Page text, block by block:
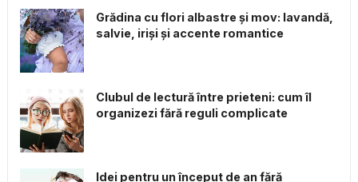
Grădina cu flori albastre și mov: lavandă,
salvie, iriși și accente romantice
Clubul de lectură între prieteni: cum îl
organizezi fără reguli complicate
Idei pentru un început de an fără